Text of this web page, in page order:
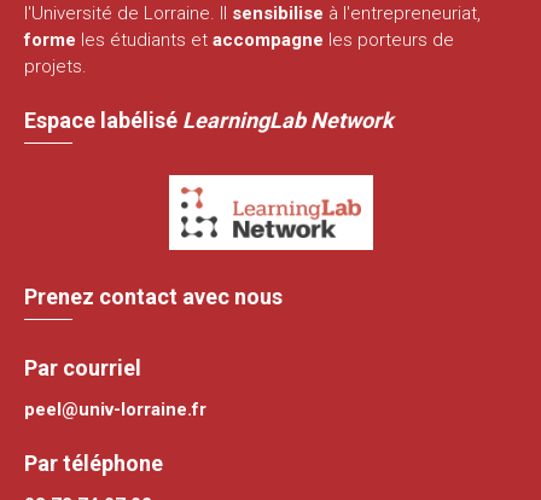
l'Université de Lorraine. Il sensibilise à l'entrepreneuriat,
forme les étudiants et accompagne les porteurs de
projets.
Espace labélisé LearningLab Network
Prenez contact avec nous
Par courriel
peel@univ-lorraine.fr
Par téléphone